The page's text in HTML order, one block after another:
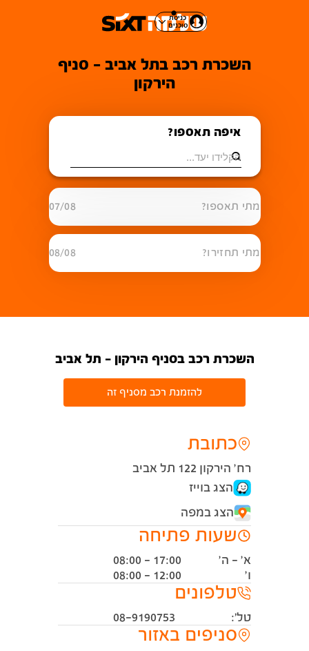
כניסת
סוכנים
השכרת רכב בתל אביב - סניף
הירקון
איפה תאספו?
מתי תאספו? 07/08
מתי תחזירו? 08/08
השכרת רכב בסניף הירקון - תל אביב
להזמנת רכב מסניף זה
כתובת
רח' הירקון 122 תל אביב
הצג בוייז
הצג במפה
שעות פתיחה
א' - ה'
08:00 - 17:00
ו'
08:00 - 12:00
טלפונים
טל׳: 08-9190753
סניפים באזור